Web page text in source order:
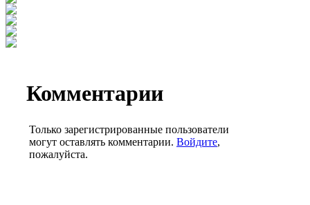
Комментарии
Только зарегистрированные пользователи
могут оставлять комментарии. Войдите,
пожалуйста.